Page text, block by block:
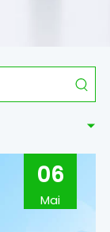
06
Mai